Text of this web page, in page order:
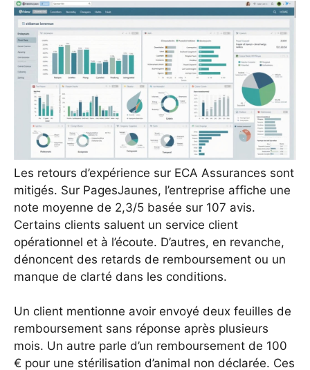
Les retours d’expérience sur ECA Assurances sont
mitigés. Sur PagesJaunes, l’entreprise affiche une
note moyenne de 2,3/5 basée sur 107 avis.
Certains clients saluent un service client
opérationnel et à l’écoute. D’autres, en revanche,
dénoncent des retards de remboursement ou un
manque de clarté dans les conditions.
Un client mentionne avoir envoyé deux feuilles de
remboursement sans réponse après plusieurs
mois. Un autre parle d’un remboursement de 100
€ pour une stérilisation d’animal non déclarée. Ces